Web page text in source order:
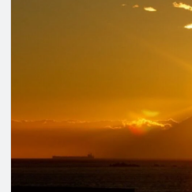
feeling, with their colorful
aromas making everything
were many takoyaki
couldn’t resist buying a
very friendly, warmly
language barrier, which
willow-shaped fireworks
glowing branches swaying
And of course, no festival
treats — the butter-fried
golden, and totally
Huge thanks to the